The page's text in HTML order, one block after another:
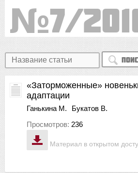
7/
Материал в открытом
«Заторможенные»
адаптации
Ганькина М.
Букатов В.
Просмотров: 236